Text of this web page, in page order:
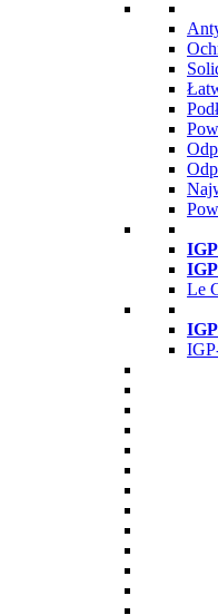
IGP
Le